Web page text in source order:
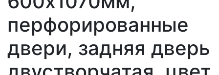
перфорированные
двери, задняя дверь